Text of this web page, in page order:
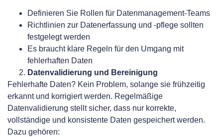
Definieren Sie Rollen für Datenmanagement-Teams
Richtlinien zur Datenerfassung und -pflege sollten
festgelegt werden
Es braucht klare Regeln für den Umgang mit
fehlerhaften Daten
Datenvalidierung und Bereinigung
Fehlerhafte Daten? Kein Problem, solange sie frühzeitig
erkannt und korrigiert werden. Regelmäßige
Datenvalidierung stellt sicher, dass nur korrekte,
vollständige und konsistente Daten gespeichert werden.
Dazu gehören: